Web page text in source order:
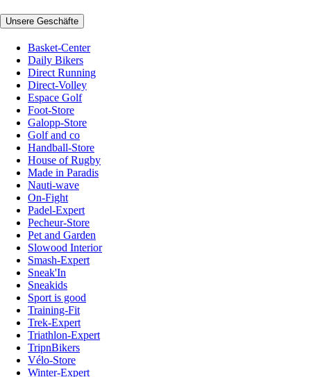
Unsere Geschäfte
Basket-Center
Daily Bikers
Direct Running
Direct-Volley
Espace Golf
Foot-Store
Galopp-Store
Golf and co
Handball-Store
House of Rugby
Made in Paradis
Nauti-wave
On-Fight
Padel-Expert
Pecheur-Store
Pet and Garden
Slowood Interior
Smash-Expert
Sneak'In
Sneakids
Sport is good
Training-Fit
Trek-Expert
Triathlon-Expert
TripnBikers
Vélo-Store
Winter-Expert